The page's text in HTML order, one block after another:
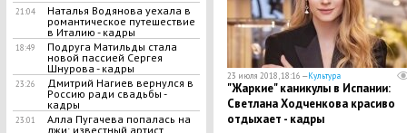
21:04
Наталья Водянова уехала в
романтическое путешествие
в Италию - кадры
18:49
Подруга Матильды стала
новой пассией Сергея
Шнурова - кадры
23:26
Дмитрий Нагиев вернулся в
Россию ради свадьбы -
кадры
23:01
Алла Пугачева попалась на
лжи: известный артист
23 июля 2018, 18:16 —Культура
​"Жаркие" каникулы в Испании:
Светлана Ходченкова красиво
отдыхает - кадры